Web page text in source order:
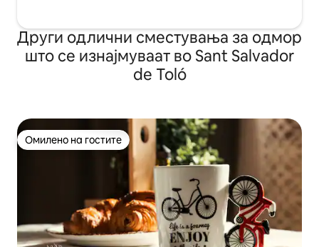
Други одлични сместувања за одмор
што се изнајмуваат во Sant Salvador
de Toló
Омилено на гостите
Омилено на гостите